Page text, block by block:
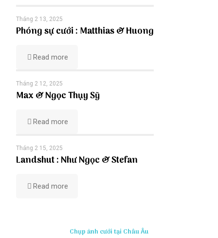
Tháng 2 13, 2025
Phóng sự cưới : Matthias & Huong
Read more
Tháng 2 12, 2025
Max & Ngọc Thụy Sỹ
Read more
Tháng 2 15, 2025
Landshut : Như Ngọc & Stefan
Read more
Chụp ảnh cưới tại Châu Âu